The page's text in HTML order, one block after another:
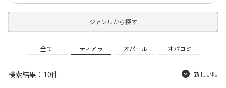
ジャンルから探す
全て ティアラ オパール オパコミ
検索結果：10件 新しい順